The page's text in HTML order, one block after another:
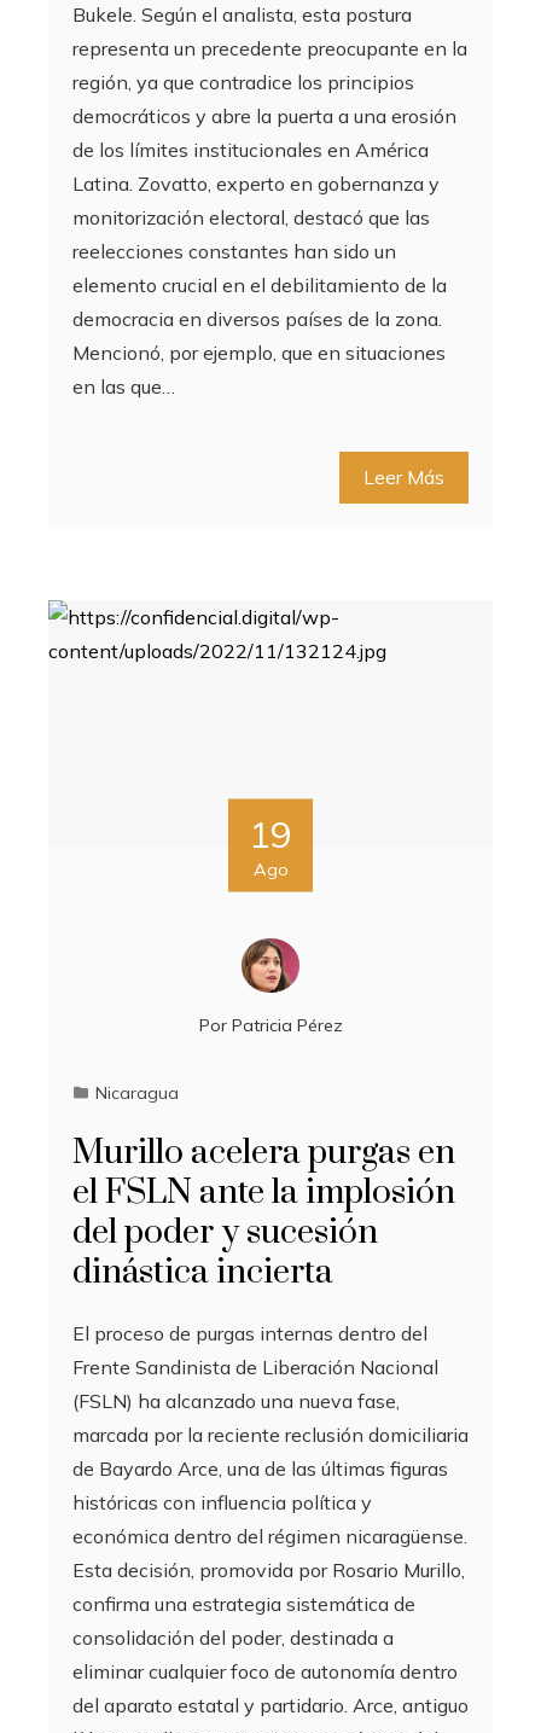
Bukele. Según el analista, esta postura
representa un precedente preocupante en la
región, ya que contradice los principios
democráticos y abre la puerta a una erosión
de los límites institucionales en América
Latina. Zovatto, experto en gobernanza y
monitorización electoral, destacó que las
reelecciones constantes han sido un
elemento crucial en el debilitamiento de la
democracia en diversos países de la zona.
Mencionó, por ejemplo, que en situaciones
en las que…
Leer Más
19
Ago
Por Patricia Pérez
Nicaragua
Murillo acelera purgas en
el FSLN ante la implosión
del poder y sucesión
dinástica incierta
El proceso de purgas internas dentro del
Frente Sandinista de Liberación Nacional
(FSLN) ha alcanzado una nueva fase,
marcada por la reciente reclusión domiciliaria
de Bayardo Arce, una de las últimas figuras
históricas con influencia política y
económica dentro del régimen nicaragüense.
Esta decisión, promovida por Rosario Murillo,
confirma una estrategia sistemática de
consolidación del poder, destinada a
eliminar cualquier foco de autonomía dentro
del aparato estatal y partidario. Arce, antiguo